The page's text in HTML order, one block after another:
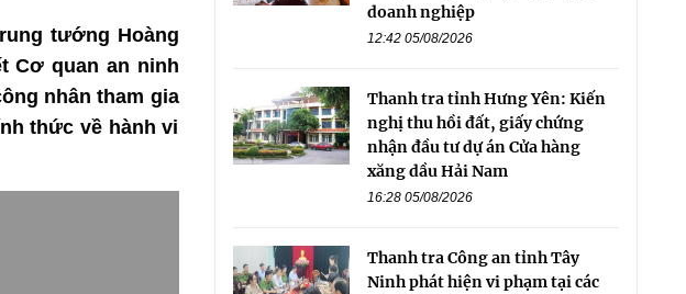
tướng Hoàng
Cơ quan an ninh
nhân tham gia
thức về hành vi
doanh nghiệp
12:42 05/08/2026
Thanh tra tỉnh Hưng Yên: Kiến
nghị thu hồi đất, giấy chứng
nhận đầu tư dự án Cửa hàng
xăng dầu Hải Nam
16:28 05/08/2026
Thanh tra Công an tỉnh Tây
Ninh phát hiện vi phạm tại các